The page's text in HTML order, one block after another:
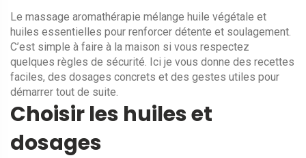
Le massage aromathérapie mélange huile végétale et
huiles essentielles pour renforcer détente et soulagement.
C’est simple à faire à la maison si vous respectez
quelques règles de sécurité. Ici je vous donne des recettes
faciles, des dosages concrets et des gestes utiles pour
démarrer tout de suite.
Choisir les huiles et
dosages